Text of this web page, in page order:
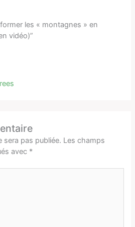
les « montagnes » en
vidéo)”
sera pas publiée. Les champs
avec *